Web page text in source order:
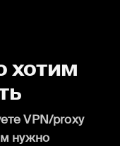
хотим
VPN/proxy
нужно